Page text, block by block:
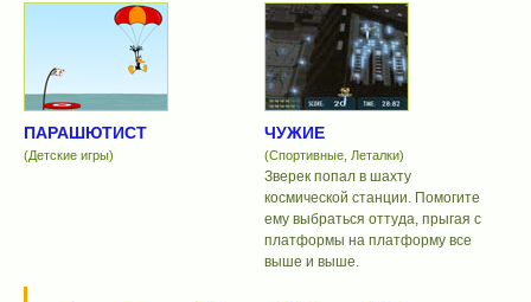
ПАРАШЮТИСТ
(Детские игры)
ЧУЖИЕ
(Спортивные, Леталки)
Зверек попал в шахту
космической станции. Помогите
ему выбраться оттуда, прыгая с
платформы на платформу все
выше и выше.